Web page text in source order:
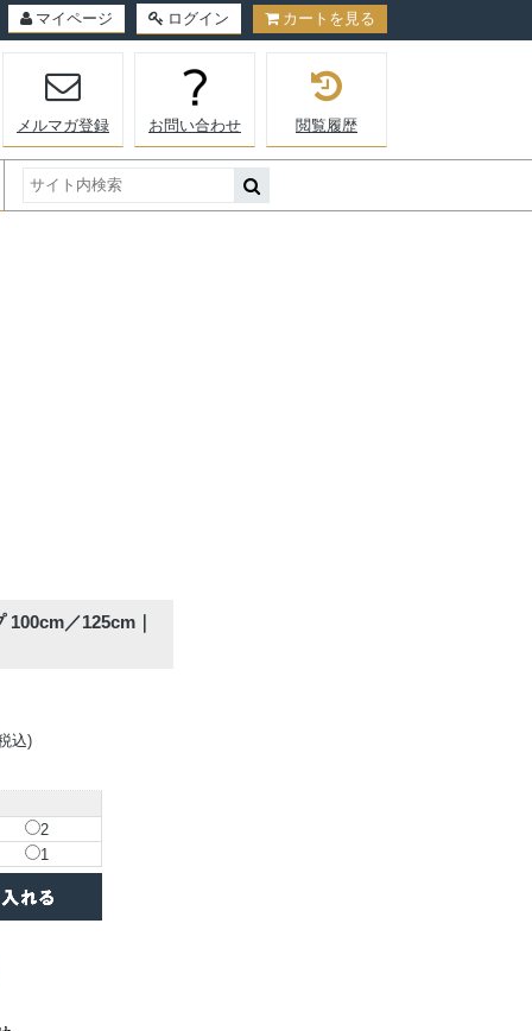
マイページ ログイン カートを見る
メルマガ登録 お問い合わせ 閲覧履歴
／125cm｜
込)
2
1